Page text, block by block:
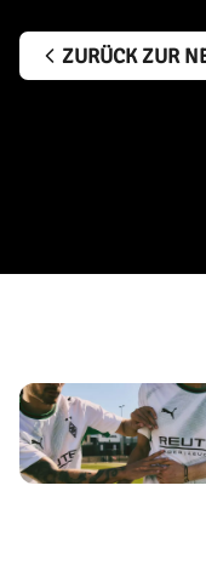
ZURÜCK ZUR